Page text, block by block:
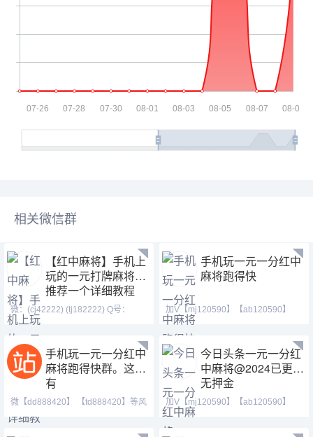
相关微信群
【红中麻将】手机上
玩的一元打牌麻将群
推荐一个详细教程
微：(cj42222) (tj182222) Q号：
(371146023) 1.游戏类
手机玩一元一分红中
麻将跑得快
加V【mj120590】【ab120590】
【tj525555】24小时火爆
手机玩一元一分红中
麻将跑得快群。这里
有
微【dd888420】 【td888420】等风
也等你。喜欢打麻将
今日头条一元一分红
中麻将@2024已更新
无押金
加V【mj120590】【ab120590】
【tj525555】加不上微信